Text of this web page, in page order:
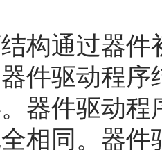
构通过器件
件驱动程
器件驱动
相同。器